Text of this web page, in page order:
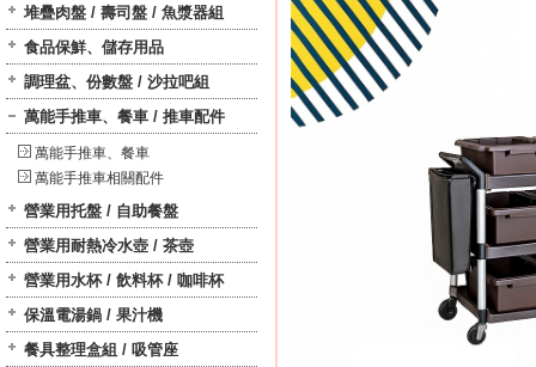
堆疊肉盤 / 壽司盤 / 魚漿器組
食品保鮮、儲存用品
調理盆、份數盤 / 沙拉吧組
萬能手推車、餐車 / 推車配件
萬能手推車、餐車
萬能手推車相關配件
營業用托盤 / 自助餐盤
營業用耐熱冷水壺 / 茶壺
營業用水杯 / 飲料杯 / 咖啡杯
保溫電湯鍋 / 果汁機
餐具整理盒組 / 吸管座